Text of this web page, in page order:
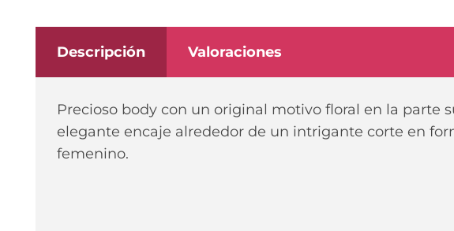
Descripción Valoraciones
Precioso body con un original motivo floral en la parte
elegante encaje alrededor de un intrigante corte en
femenino.